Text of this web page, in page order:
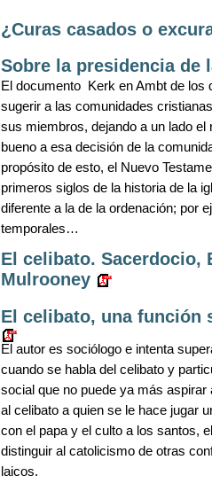
¿Curas casados o
Sobre la presidencia de
El documento Kerk en Ambt de los
sugerir a las comunidades
sus miembros, dejando a un lado
bueno a esa decisión de la
propósito de esto, el Nuevo
primeros siglos de la historia de la
diferente a la de la ordenación; por
temporales…
El celibato. Sacerdocio,
Mulrooney
El celibato, una función
El autor es sociólogo e intenta
cuando se habla del celibato y
social que no puede ya más
al celibato a quien se le hace jugar
con el papa y el culto a los santos,
distinguir al catolicismo de otras
laicos.